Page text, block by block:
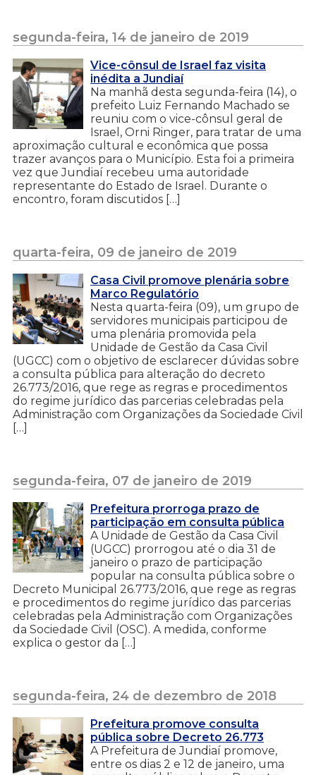
segunda-feira, 14 de janeiro de 2019
Vice-cônsul de Israel faz visita
inédita a Jundiaí
Na manhã desta segunda-feira (14), o
prefeito Luiz Fernando Machado se
reuniu com o vice-cônsul geral de
Israel, Orni Ringer, para tratar de uma
aproximação cultural e econômica que possa
trazer avanços para o Município. Esta foi a primeira
vez que Jundiaí recebeu uma autoridade
representante do Estado de Israel. Durante o
encontro, foram discutidos […]
quarta-feira, 09 de janeiro de 2019
Casa Civil promove plenária sobre
Marco Regulatório
Nesta quarta-feira (09), um grupo de
servidores municipais participou de
uma plenária promovida pela
Unidade de Gestão da Casa Civil
(UGCC) com o objetivo de esclarecer dúvidas sobre
a consulta pública para alteração do decreto
26.773/2016, que rege as regras e procedimentos
do regime jurídico das parcerias celebradas pela
Administração com Organizações da Sociedade Civil
[…]
segunda-feira, 07 de janeiro de 2019
Prefeitura prorroga prazo de
participação em consulta pública
A Unidade de Gestão da Casa Civil
(UGCC) prorrogou até o dia 31 de
janeiro o prazo de participação
popular na consulta pública sobre o
Decreto Municipal 26.773/2016, que rege as regras
e procedimentos do regime jurídico das parcerias
celebradas pela Administração com Organizações
da Sociedade Civil (OSC). A medida, conforme
explica o gestor da […]
segunda-feira, 24 de dezembro de 2018
Prefeitura promove consulta
pública sobre Decreto 26.773
A Prefeitura de Jundiaí promove,
entre os dias 2 e 12 de janeiro, uma